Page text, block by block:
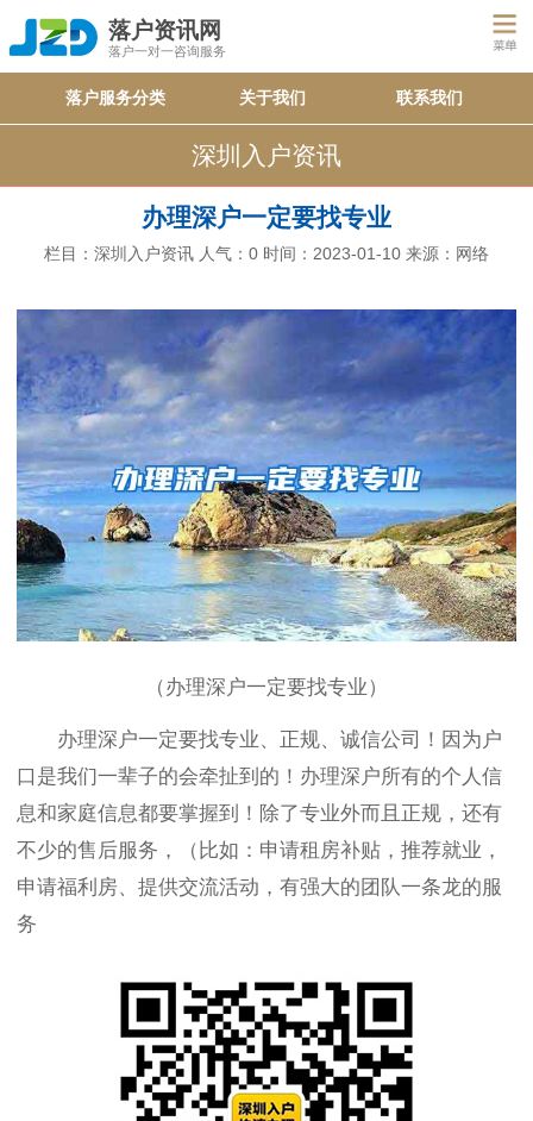
落户资讯网
落户一对一咨询服务
落户服务分类 关于我们 联系我们
深圳入户资讯
办理深户一定要找专业
栏目： 深圳入户资讯 人气： 0 时间：2023-01-10 来源：网络
（办理深户一定要找专业）
办理深户一定要找专业、正规、诚信公司！因为户
口是我们一辈子的会牵扯到的！办理深户所有的个人信
息和家庭信息都要掌握到！除了专业外而且正规，还有
不少的售后服务，（比如：申请租房补贴，推荐就业，
申请福利房、提供交流活动，有强大的团队一条龙的服
务